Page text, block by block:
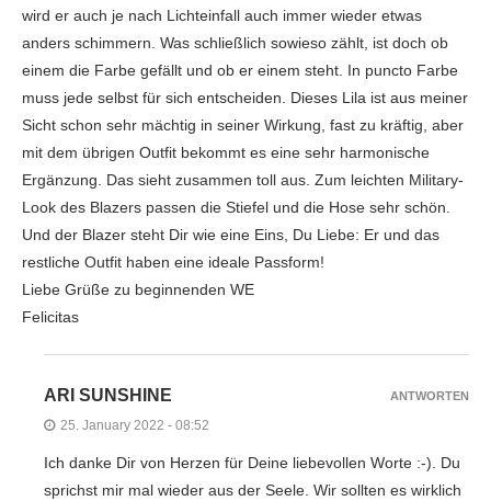
wird er auch je nach Lichteinfall auch immer wieder etwas
anders schimmern. Was schließlich sowieso zählt, ist doch ob
einem die Farbe gefällt und ob er einem steht. In puncto Farbe
muss jede selbst für sich entscheiden. Dieses Lila ist aus meiner
Sicht schon sehr mächtig in seiner Wirkung, fast zu kräftig, aber
mit dem übrigen Outfit bekommt es eine sehr harmonische
Ergänzung. Das sieht zusammen toll aus. Zum leichten Military-
Look des Blazers passen die Stiefel und die Hose sehr schön.
Und der Blazer steht Dir wie eine Eins, Du Liebe: Er und das
restliche Outfit haben eine ideale Passform!
Liebe Grüße zu beginnenden WE
Felicitas
ARI SUNSHINE
25. January 2022 - 08:52
Ich danke Dir von Herzen für Deine liebevollen Worte :-). Du
sprichst mir mal wieder aus der Seele. Wir sollten es wirklich
ANTWORTEN